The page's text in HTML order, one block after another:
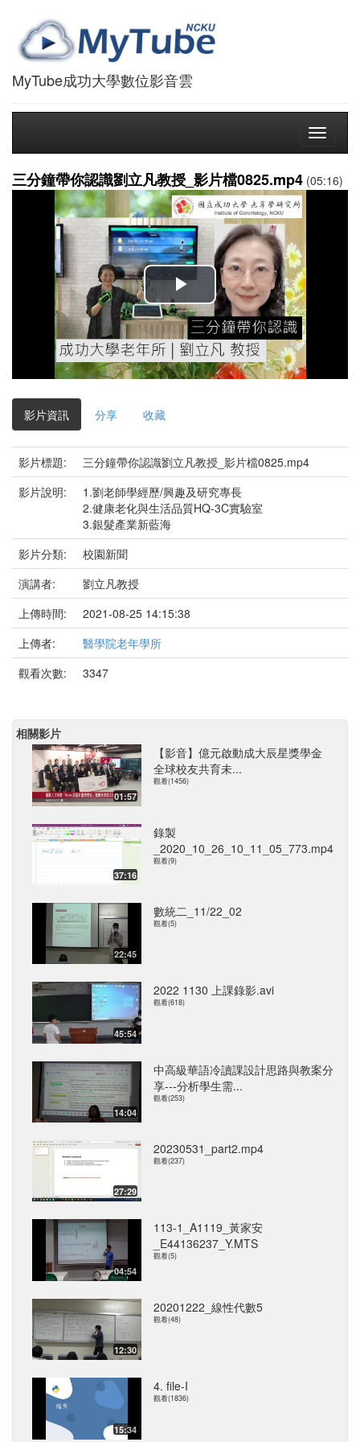
MyTube成功大學數位影音雲
Toggle
三分鐘帶你認識劉立凡教授_影片檔0825.mp4 (05:16)
播
放
影
影片資訊 分享 收藏
影片標題:
三分鐘帶你認識劉立凡教授_影片檔0825.mp4
影片說明:
1.劉老師學經歷/興趣及研究專長
2.健康老化與生活品質HQ-3C實驗室
3.銀髮產業新藍海
影片分類:
校園新聞
演講者:
劉立凡教授
上傳時間:
2021-08-25 14:15:38
上傳者:
醫學院老年學所
觀看次數:
3347
相關影片
01:57
【影音】億元啟動成大辰星獎學金
全球校友共育未...
觀看(1456)
37:16
錄製
_2020_10_26_10_11_05_773.mp4
觀看(9)
22:45
數統二_11/22_02
觀看(5)
45:54
2022 1130 上課錄影.avi
觀看(618)
14:04
中高級華語冷讀課設計思路與教案分
享---分析學生需...
觀看(253)
27:29
20230531_part2.mp4
觀看(237)
04:54
113-1_A1119_黃家安
_E44136237_Y.MTS
觀看(5)
12:30
20201222_線性代數5
觀看(48)
15:34
4. file-I
觀看(1836)